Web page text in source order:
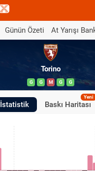
Günün Özeti At Yarışı
Torino
G G M G G
İstatistik Baskı Haritası
Yeni